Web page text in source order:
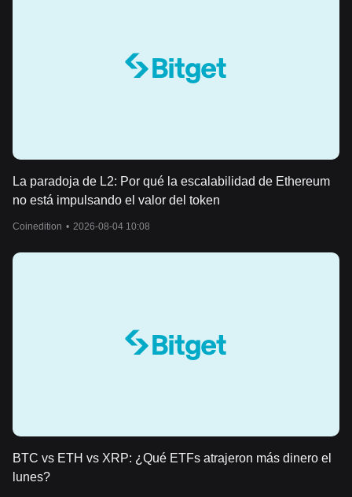
La paradoja de L2: Por qué la escalabilidad de Ethereum
no está impulsando el valor del token
Coinedition • 2026-08-04 10:08
BTC vs ETH vs XRP: ¿Qué ETFs atrajeron más dinero el
lunes?